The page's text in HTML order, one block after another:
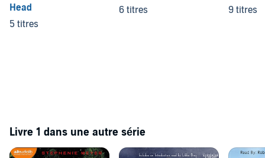
Head
5 titres
6 titres
9 titres
Livre 1 dans une autre série